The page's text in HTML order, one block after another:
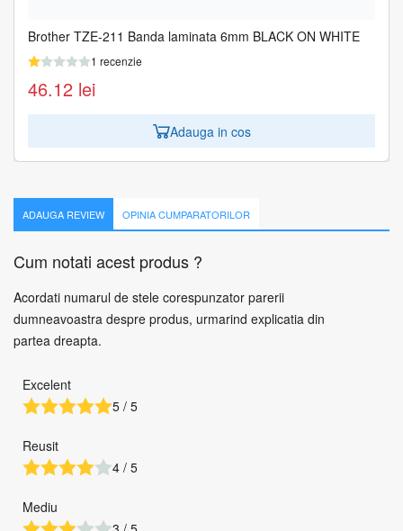
Brother TZE-211 Banda laminata 6mm BLACK ON WHITE
1 recenzie
46.12 lei
Adauga in cos
ADAUGA REVIEW OPINIA CUMPARATORILOR
Cum notati acest produs ?
Acordati numarul de stele corespunzator parerii
dumneavoastra despre produs, urmarind explicatia din
partea dreapta.
Excelent
5 / 5
Reusit
4 / 5
Mediu